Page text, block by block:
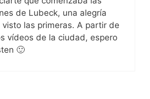
de Lubeck, una alegría
visto las primeras. A partir de
vídeos de la ciudad, espero
🙂